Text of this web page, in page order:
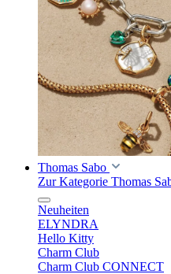
Thomas Sabo
Zur Kategorie Thomas
Neuheiten
ELYNDRA
Hello Kitty
Charm Club
Charm Club CONNECT